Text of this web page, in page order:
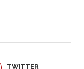
TWITTER